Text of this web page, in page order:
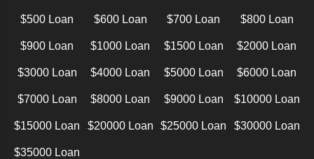
$500 Loan $600 Loan $700 Loan $800 Loan
$900 Loan $1000 Loan $1500 Loan $2000 Loan
$3000 Loan $4000 Loan $5000 Loan $6000 Loan
$7000 Loan $8000 Loan $9000 Loan $10000 Loan
$15000 Loan $20000 Loan $25000 Loan $30000 Loan
$35000 Loan